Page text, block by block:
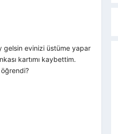
gelsin evinizi üstüme yapar
kartımı kaybettim.